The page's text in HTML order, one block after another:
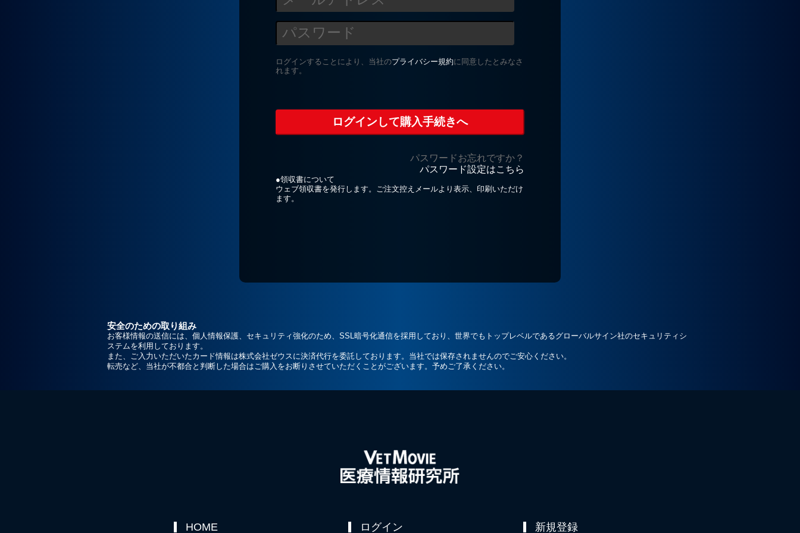
ログインすることにより、当社のプライバシー規約に同意したとみなさ
れます。
パスワードお忘れですか？
パスワード設定はこちら
●領収書について
ウェブ領収書を発行します。ご注文控えメールより表示、印刷いただけ
ます。
安全のための取り組み
お客様情報の送信には、個人情報保護、セキュリティ強化のため、SSL暗号化通信を採用しており、世界でもトップレベルであるグローバルサイン社のセキュリティシ
ステムを利用しております。
また、ご入力いただいたカード情報は株式会社ゼウスに決済代行を委託しております。当社では保存されませんのでご安心ください。
転売など、当社が不都合と判断した場合はご購入をお断りさせていただくことがございます。予めご了承ください。
HOME ログイン 新規登録